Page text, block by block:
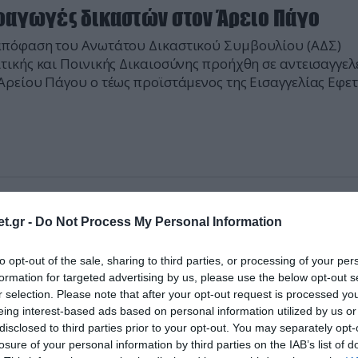
- Do Not Process My Personal Information
opt-out of the sale, sharing to third parties, or processing of your
for targeted advertising by us, please use the below opt-out
selection. Please note that after your opt-out request is processed
interest-based ads based on personal information utilized by us
to third parties prior to your opt-out. You may separately
of your personal information by third parties on the IAB’s list of
δικαστών στον Άρειο Πάγο
του Ανωτάτου Δικαστικού Συμβουλίου (ΑΔΣ)
και Ποινικής Δικαιοσύνης προήχθη σε
Πάγου ο τέως προϊστάμενος της Εισαγγελίας
αστυνομικών στο Κέντρο
Μεταναστών στην Κόρινθο
έξω από το Κέντρο Κράτησης Παράνομων
στην Κόρινθο, την επόμενη Δευτέρα, στις 9:00
θα πραγματοποιήσουν οι Ενώσεις Αστυνομικών
νομών της Περιφέρειας Πελοποννήσου, με κύριο